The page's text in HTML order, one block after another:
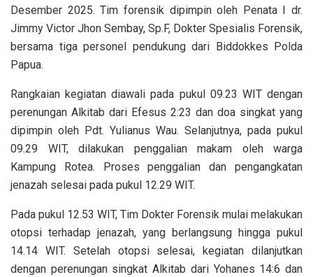
Desember 2025. Tim forensik dipimpin oleh Penata I dr.
Jimmy Victor Jhon Sembay, Sp.F, Dokter Spesialis Forensik,
bersama tiga personel pendukung dari Biddokkes Polda
Papua.
Rangkaian kegiatan diawali pada pukul 09.23 WIT dengan
perenungan Alkitab dari Efesus 2:23 dan doa singkat yang
dipimpin oleh Pdt. Yulianus Wau. Selanjutnya, pada pukul
09.29 WIT, dilakukan penggalian makam oleh warga
Kampung Rotea. Proses penggalian dan pengangkatan
jenazah selesai pada pukul 12.29 WIT.
Pada pukul 12.53 WIT, Tim Dokter Forensik mulai melakukan
otopsi terhadap jenazah, yang berlangsung hingga pukul
14.14 WIT. Setelah otopsi selesai, kegiatan dilanjutkan
dengan perenungan singkat Alkitab dari Yohanes 14:6 dan